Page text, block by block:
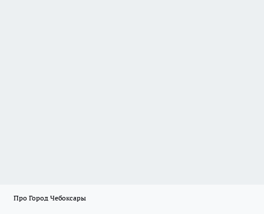
Про Город Чебоксары